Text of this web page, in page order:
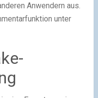
Anwendern aus.
unter